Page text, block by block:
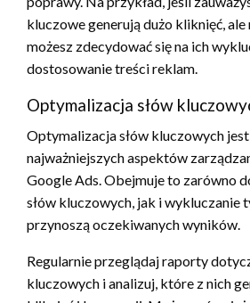
kluczowe generują dużo kliknięć, ale
możesz zdecydować się na ich
dostosowanie treści reklam.
Optymalizacja słów
Optymalizacja słów kluczowych
najważniejszych aspektów
Google Ads. Obejmuje to zarówno
słów kluczowych, jak i wykluczanie
przynoszą oczekiwanych wyników.
Regularnie przeglądaj raporty
kluczowych i analizuj, które z nich